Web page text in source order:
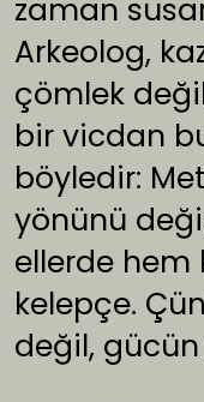
zaman
Arkeolog,
çömlek
bir vicdan
böyledir:
yönünü
ellerde hem
kelepçe.
değil,